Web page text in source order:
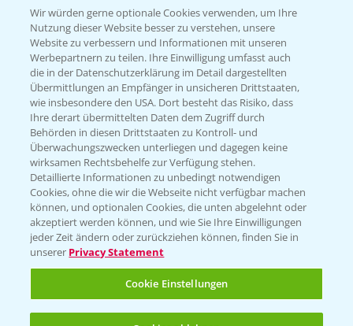
1:02
NEU: Herbizidmaßnahme im Mais mit
MaisTer Power Flexx
06.05.2025
Wir würden gerne optionale Cookies verwenden, um Ihre
Nutzung dieser Website besser zu verstehen, unsere
Website zu verbessern und Informationen mit unseren
Werbepartnern zu teilen. Ihre Einwilligung umfasst auch
die in der Datenschutzerklärung im Detail dargestellten
Übermittlungen an Empfänger in unsicheren Drittstaaten,
wie insbesondere den USA. Dort besteht das Risiko, dass
Ihre derart übermittelten Daten dem Zugriff durch
Behörden in diesen Drittstaaten zu Kontroll- und
Überwachungszwecken unterliegen und dagegen keine
wirksamen Rechtsbehelfe zur Verfügung stehen.
Detaillierte Informationen zu unbedingt notwendigen
Cookies, ohne die wir die Webseite nicht verfügbar machen
können, und optionalen Cookies, die unten abgelehnt oder
akzeptiert werden können, und wie Sie Ihre Einwilligungen
jeder Zeit ändern oder zurückziehen können, finden Sie in
unserer Privacy Statement
Cookie Einstellungen